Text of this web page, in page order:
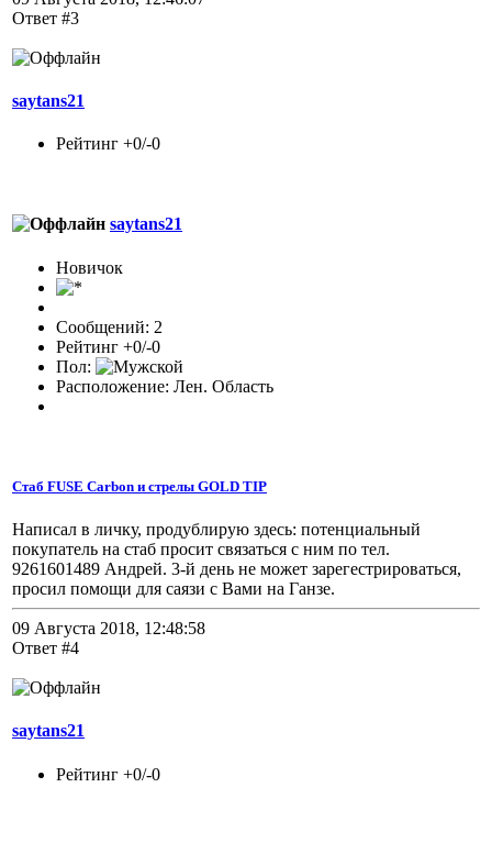
Ответ #3
saytans21
Рейтинг +0/-0
saytans21
Новичок
Сообщений: 2
Рейтинг +0/-0
Пол:
Расположение: Лен. Область
Стаб FUSE Carbon и стрелы GOLD TIP
Написал в личку, продублирую здесь: потенциальный
покупатель на стаб просит связаться с ним по тел.
9261601489 Андрей. 3-й день не может зарегестрироваться,
просил помощи для саязи с Вами на Ганзе.
09 Августа 2018, 12:48:58
Ответ #4
saytans21
Рейтинг +0/-0